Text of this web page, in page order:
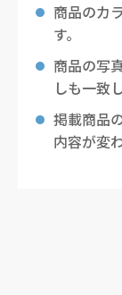
商品のカ
す。
商品の写
しも一致
掲載商品
内容が変